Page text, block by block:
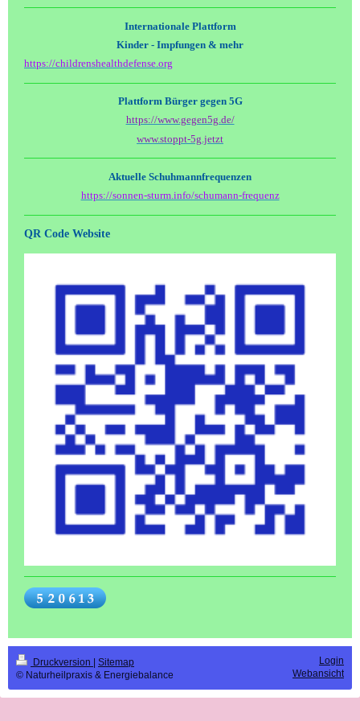
Internationale Plattform
Kinder - Impfungen & mehr
https://childrenshealthdefense.org
Plattform Bürger gegen 5G
https://www.gegen5g.de/
www.stoppt-5g.jetzt
Aktuelle Schuhmannfrequenzen
https://sonnen-sturm.info/schumann-frequenz
QR Code Website
Druckversion
Sitemap
© Naturheilpraxis & Energiebalance
Login
Webansicht